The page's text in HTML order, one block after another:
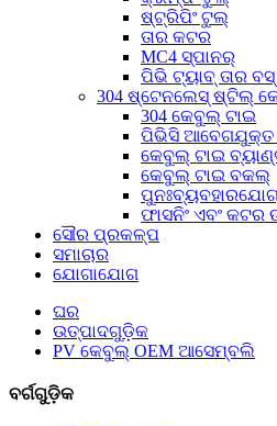
ଷ୍ଟ୍ରିପିଂ ଟୁଲ୍
ତାର କଟର
MC4 ସ୍ପାନର୍
ପିଭି ଟ୍ୟାବ୍ ତାର ବସ୍
304 ଷ୍ଟେନଲେସ୍ ଷ୍ଟିଲ୍
304 କେବୁଲ୍ ଟାଇ
ପିଭିସି ଆବେଗଯୁକ୍ତ
କେବୁଲ୍ ଟାଇ
କେବୁଲ୍ ଟାଇ ବକଲ୍
ଫାସନିଂ ଏବଂ
ସୌର ପ୍ରକଳ୍ପ
ସମାଚାର
ଯୋଗାଯୋଗ
ଘର
ଉତ୍ପାଦଗୁଡ଼ିକ
PV କେବୁଲ୍ OEM ଆସେମ୍ବଲି
ବର୍ଗଗୁଡ଼ିକ